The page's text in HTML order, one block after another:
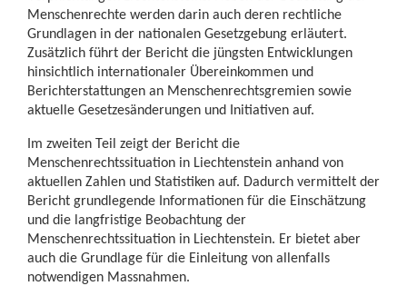
Menschenrechte werden darin auch deren rechtliche
Grundlagen in der nationalen Gesetzgebung erläutert.
Zusätzlich führt der Bericht die jüngsten Entwicklungen
hinsichtlich internationaler Übereinkommen und
Berichterstattungen an Menschenrechtsgremien sowie
aktuelle Gesetzesänderungen und Initiativen auf.
Im zweiten Teil zeigt der Bericht die
Menschenrechtssituation in Liechtenstein anhand von
aktuellen Zahlen und Statistiken auf. Dadurch vermittelt der
Bericht grundlegende Informationen für die Einschätzung
und die langfristige Beobachtung der
Menschenrechtssituation in Liechtenstein. Er bietet aber
auch die Grundlage für die Einleitung von allenfalls
notwendigen Massnahmen.